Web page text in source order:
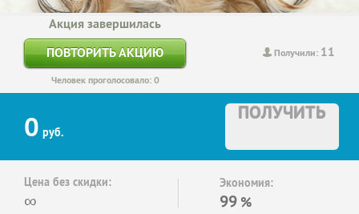
Получили: 11
Акция завершилась
ПОВТОРИТЬ АКЦИЮ
Человек проголосовало: 0
0 руб.
ПОЛУЧИТЬ
Цена без скидки:
∞
Экономия:
99 %